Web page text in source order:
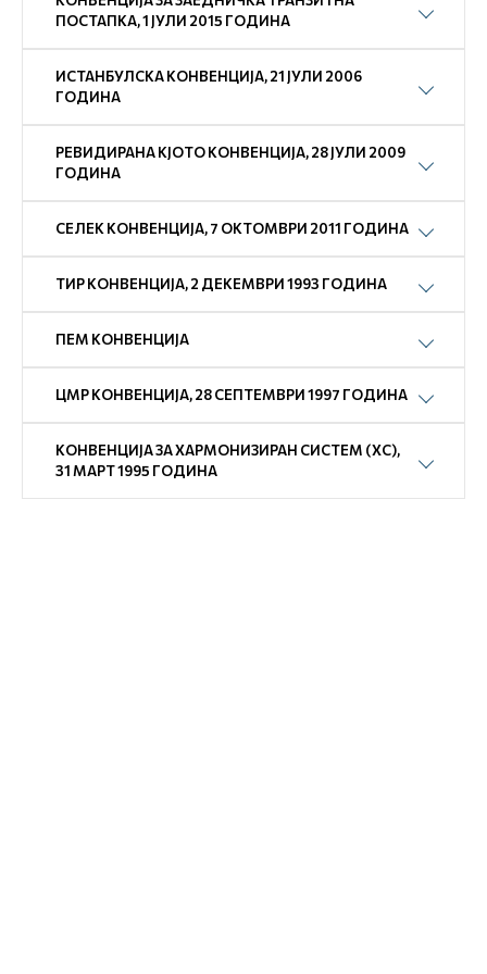
ПОСТАПКА, 1 ЈУЛИ 2015 ГОДИНА
ИСТАНБУЛСКА КОНВЕНЦИЈА, 21 ЈУЛИ 2006
ГОДИНА
РЕВИДИРАНА КЈОТО КОНВЕНЦИЈА, 28 ЈУЛИ 2009
ГОДИНА
СЕЛЕК КОНВЕНЦИЈА, 7 ОКТОМВРИ 2011 ГОДИНА
ТИР КОНВЕНЦИЈА, 2 ДЕКЕМВРИ 1993 ГОДИНА
ПEM КОНВЕНЦИЈА
ЦМР КОНВЕНЦИЈА, 28 СЕПТЕМВРИ 1997 ГОДИНА
КОНВЕНЦИЈА ЗА ХАРМОНИЗИРАН СИСТЕМ (ХС),
31 МАРТ 1995 ГОДИНА